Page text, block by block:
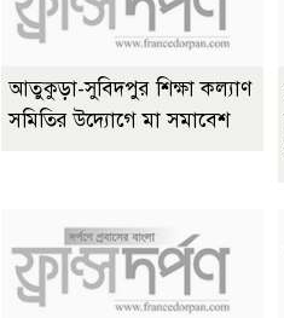
আতুকুড়া-সুবিদপুর শিক্ষা কল্যাণ
সমিতির উদ্যোগে মা সমাবেশ